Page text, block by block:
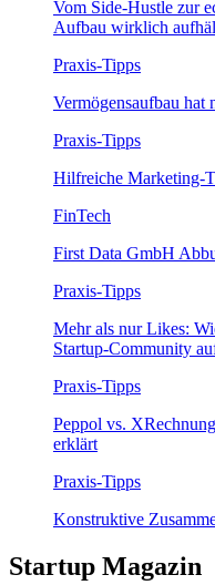
Vom Side-Hustle zur
Aufbau wirklich
Praxis-Tipps
Vermögensaufbau hat
Praxis-Tipps
Hilfreiche Marketing-
FinTech
First Data GmbH
Praxis-Tipps
Mehr als nur Likes:
Startup-Community
Praxis-Tipps
Peppol vs.
erklärt
Praxis-Tipps
Konstruktive
Startup Magazin